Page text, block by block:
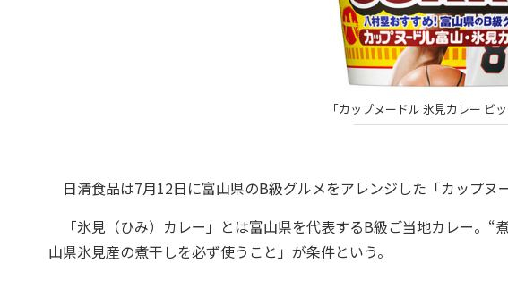
「カップヌードル 氷見カレー ビ
日清食品は7月12日に富山県のB級グルメをアレンジした「カップヌ
「氷見（ひみ）カレー」とは富山県を代表するB級ご当地カレー。“
山県氷見産の煮干しを必ず使うこと」が条件という。